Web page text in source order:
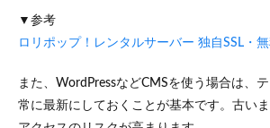
▼参考
ロリポップ！レンタルサーバー 独自SSL・
また、WordPressなどCMSを使う場合は、
常に最新にしておくことが基本です。古い